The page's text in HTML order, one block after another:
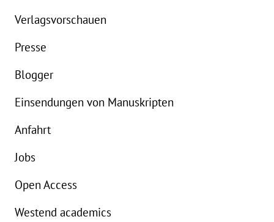
Verlagsvorschauen
Presse
Blogger
Einsendungen von Manuskripten
Anfahrt
Jobs
Open Access
Westend academics